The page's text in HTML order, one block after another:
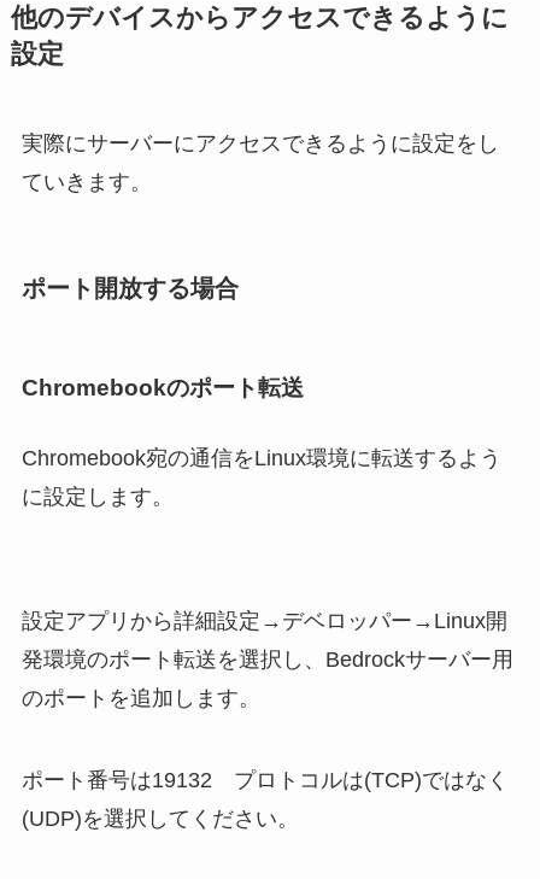
他のデバイスからアクセスできるように
設定
実際にサーバーにアクセスできるように設定をし
ていきます。
ポート開放する場合
Chromebookのポート転送
Chromebook宛の通信をLinux環境に転送するよう
に設定します。
設定アプリから詳細設定→デベロッパー→Linux開
発環境のポート転送を選択し、Bedrockサーバー用
のポートを追加します。
ポート番号は19132 プロトコルは(TCP)ではなく
(UDP)を選択してください。